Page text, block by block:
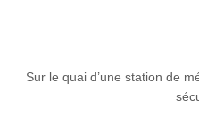
Sur le quai d’une station de